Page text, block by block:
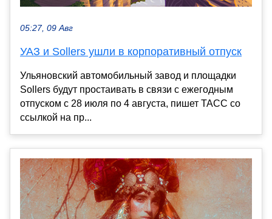
05:27, 09 Авг
УАЗ и Sollers ушли в корпоративный отпуск
Ульяновский автомобильный завод и площадки
Sollers будут простаивать в связи с ежегодным
отпуском с 28 июля по 4 августа, пишет ТАСС со
ссылкой на пр...